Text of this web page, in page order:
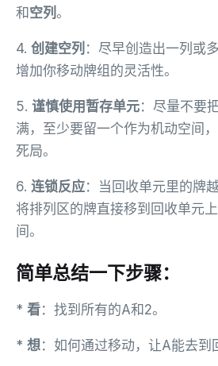
和 空列 。
4. 创建空列 ：尽早创造出一列或
增加你移动牌组的灵活性。
5. 谨慎使用暂存单元：尽量不要
满，至少要留一个作为机动空间
死局。
6. 连锁反应：当回收单元里的牌
将排列区的牌直接移到回收单元
间。
简单总结一下步骤：
* 看：找到所有的A和2。
* 想：如何通过移动，让A能去到